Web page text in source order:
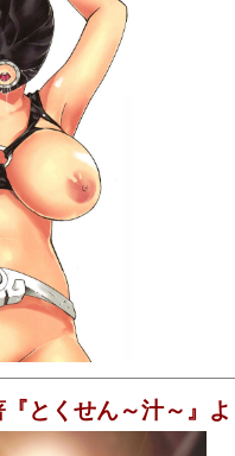
とくせん～汁～』